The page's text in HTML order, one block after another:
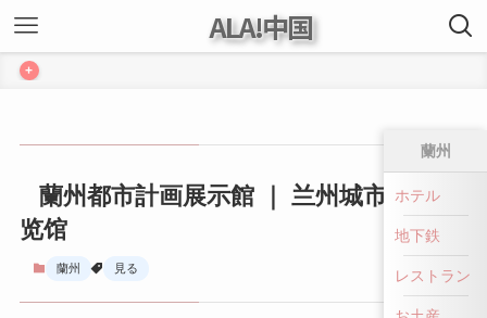
ALA!中国
+
蘭州都市計画展示館 ｜ 兰州城市规划展
览馆
蘭州 見る
蘭州
ホテル
地下鉄
レストラン